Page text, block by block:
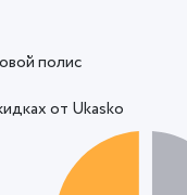
полис
от Ukasko